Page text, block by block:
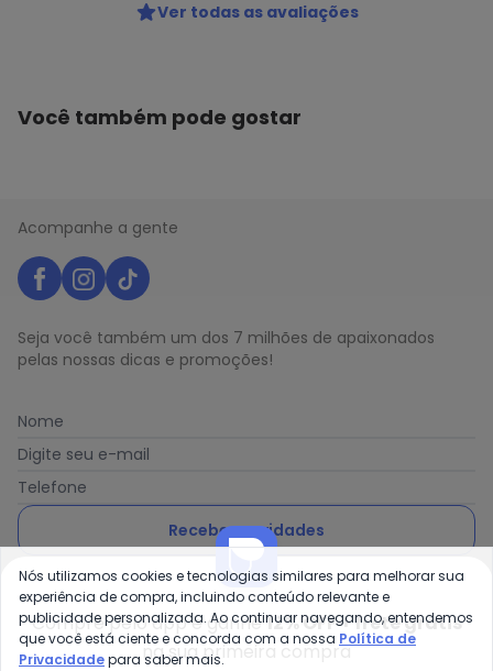
Ver todas as avaliações
Você também pode gostar
Acompanhe a gente
Seja você também um dos 7 milhões de apaixonados
pelas nossas dicas e promoções!
Nome
Digite seu e-mail
Telefone
Receber novidades
Ao enviar o cadastro, você concorda com a nossa Política
de Privacidade
Compre pelo app e ganhe12% OFF + frete grátis
na sua primeira compra
Nós utilizamos cookies e tecnologias similares para melhorar sua
experiência de compra, incluindo conteúdo relevante e
publicidade personalizada. Ao continuar navegando, entendemos
que você está ciente e concorda com a nossa Política de
Privacidadepara saber mais.